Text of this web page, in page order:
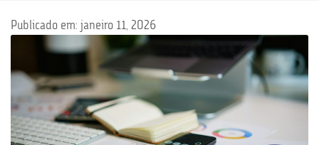
Publicado em: janeiro 11, 2026